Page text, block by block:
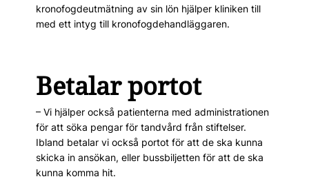
kronofogdeutmätning av sin lön hjälper kliniken till
med ett intyg till kronofogdehandläggaren.
Betalar portot
– Vi hjälper också patienterna med administrationen
för att söka pengar för tandvård från stiftelser.
Ibland betalar vi också portot för att de ska kunna
skicka in ansökan, eller bussbiljetten för att de ska
kunna komma hit.